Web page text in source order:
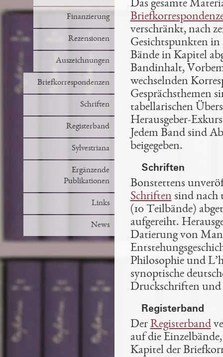
Finanzierung
Rezensionen
Auszeichnungen
Briefkorrespondenzen
Schriften
Registerband
Sylvestriana
Ergänzende
Publikationen
Links
News
Das gesamte
verschränkt, nach
Gesichtspunkten in
Bände in Kapitel
Bandinhalt,
wechselnden
Gesprächsthemen
tabellarischen
Herausgeber-
Jedem Band sind
beigegeben.
Schriften
Bonstettens
Schriften sind nach
(10 Teilbände)
aufgereiht.
Datierung von
Philosophie und
synoptische
Druckschriften
Registerband
Der Registerband
auf die
Kapitel der